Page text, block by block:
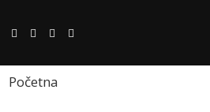
Početna